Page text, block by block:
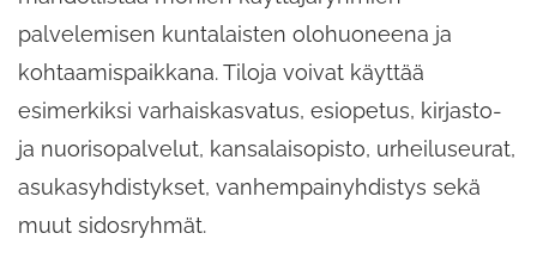
palvelemisen kuntalaisten olohuoneena ja
kohtaamispaikkana. Tiloja voivat käyttää
esimerkiksi varhaiskasvatus, esiopetus, kirjasto-
ja nuorisopalvelut, kansalaisopisto, urheiluseurat,
asukasyhdistykset, vanhempainyhdistys sekä
muut sidosryhmät.